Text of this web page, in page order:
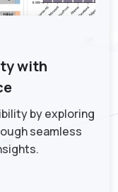
with
by exploring
seamless